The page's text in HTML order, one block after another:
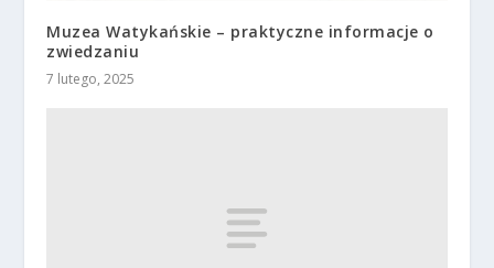
Muzea Watykańskie – praktyczne informacje o
zwiedzaniu
7 lutego, 2025